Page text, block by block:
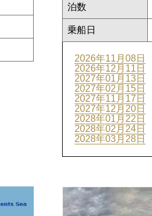
泊数
乗船日
2026年11月08日
2026年12月11日
2027年01月13日
2027年02月15日
2027年11月17日
2027年12月20日
2028年01月22日
2028年02月24日
2028年03月28日